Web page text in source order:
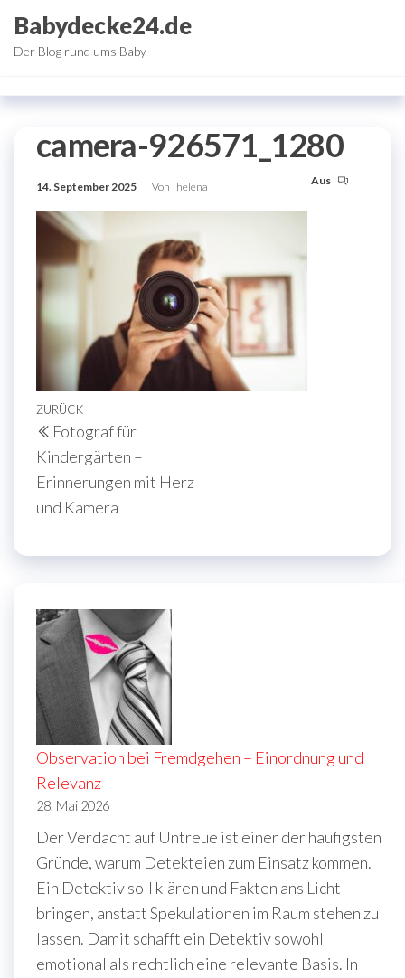
Inhalt
springen
Babydecke24.de
Der Blog rund ums Baby
camera-926571_1280
14. September 2025 Von helena Aus
Beitragsnavigation
Vorheriger
Beitrag
ZURÜCK
Fotograf für
Kindergärten –
Erinnerungen mit Herz
und Kamera
Observation bei Fremdgehen – Einordnung und
Relevanz
28. Mai 2026
Der Verdacht auf Untreue ist einer der häufigsten
Gründe, warum Detekteien zum Einsatz kommen.
Ein Detektiv soll klären und Fakten ans Licht
bringen, anstatt Spekulationen im Raum stehen zu
lassen. Damit schafft ein Detektiv sowohl
emotional als rechtlich eine relevante Basis. In